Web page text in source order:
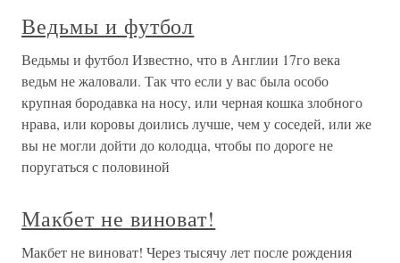
Ведьмы и футбол
Ведьмы и футбол Известно, что в Англии 17го века
ведьм не жаловали. Так что если у вас была особо
крупная бородавка на носу, или черная кошка злобного
нрава, или коровы доились лучше, чем у соседей, или же
вы не могли дойти до колодца, чтобы по дороге не
поругаться с половиной
Макбет не виноват!
Макбет не виноват! Через тысячу лет после рождения